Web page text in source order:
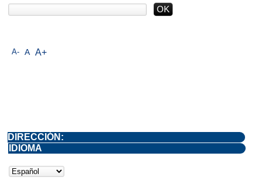
A- A A+
DIRECCIÓN:
IDIOMA